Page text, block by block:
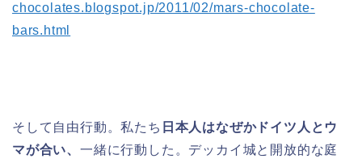
chocolates.blogspot.jp/2011/02/mars-chocolate-
bars.html
そして自由行動。私たち 日本人はなぜかドイツ人とウ
マが合い、 一緒に行動した。デッカイ城と開放的な庭